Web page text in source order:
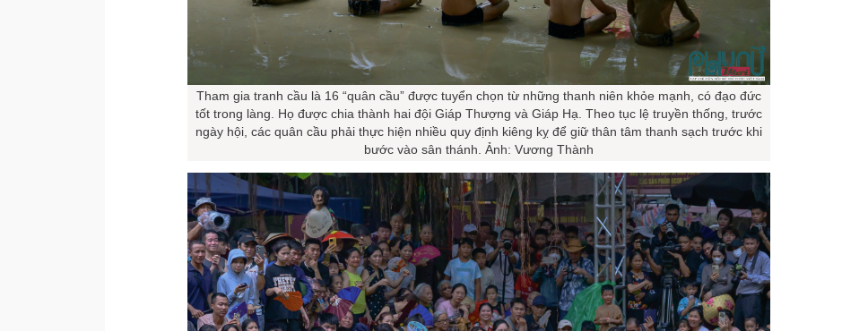
Tham gia tranh cầu là 16 “quân cầu” được tuyển chọn từ những thanh niên khỏe mạnh, có đạo đức
tốt trong làng. Họ được chia thành hai đội Giáp Thượng và Giáp Hạ. Theo tục lệ truyền thống, trước
ngày hội, các quân cầu phải thực hiện nhiều quy định kiêng kỵ để giữ thân tâm thanh sạch trước khi
bước vào sân thánh. Ảnh: Vương Thành